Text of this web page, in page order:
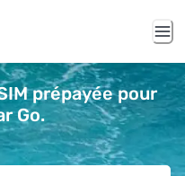
prépayée pour
Go.